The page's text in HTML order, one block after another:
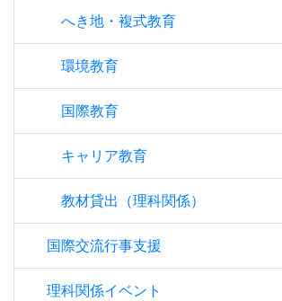
へき地・複式教育
環境教育
国際教育
キャリア教育
教材貸出（理科関係）
国際交流行事支援
理科関係イベント